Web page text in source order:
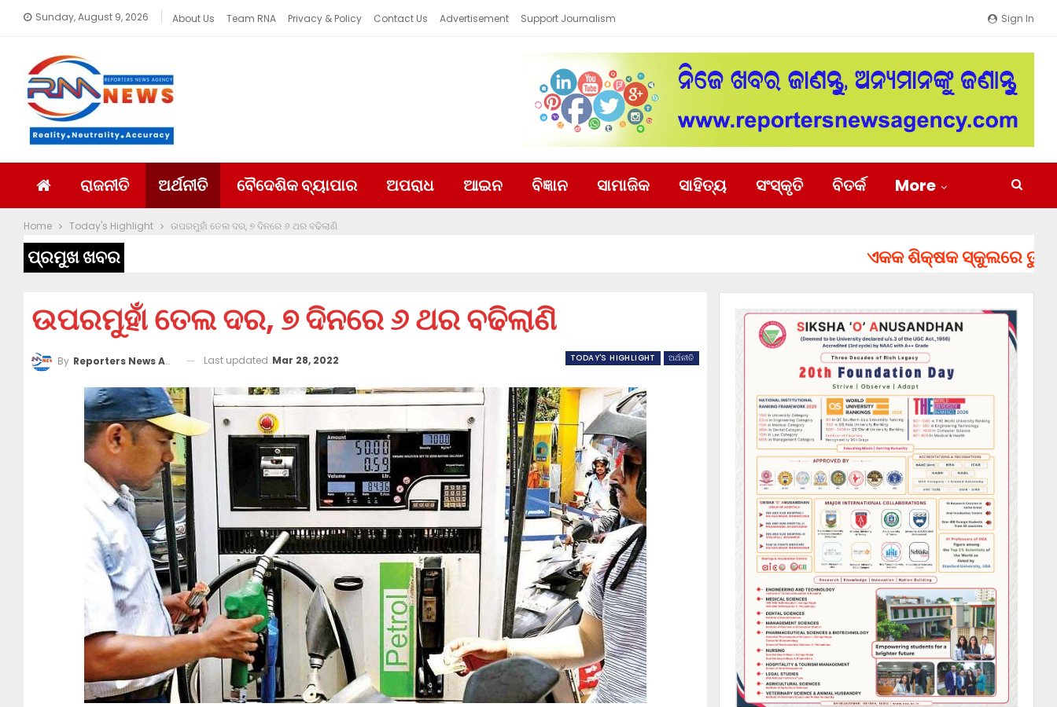
Sign In
Sunday, August 9, 2026 About Us Team RNA Privacy & Policy Contact Us Advertisement Support Journalism
ରାଜନୀତି ଅର୍ଥନୀତି ବୈଦେଶିକ ବ୍ୟାପାର ଅପରାଧ ଆଇନ ବିଜ୍ଞାନ ସାମାଜିକ ସାହିତ୍ୟ ସଂସ୍କୃତି ବିତର୍କ More
Home Today's Highlight ଉପରମୁହାଁ ତେଲ ଦର, ୭ ଦିନରେ ୬ ଥର ବଢିଲାଣି
ପ୍ରମୁଖ ଖବର ଏକକ ଶିକ୍ଷକ ସ୍କୁଲରେ ତୁରନ୍ତ
ଉପରମୁହାଁ ତେଲ ଦର, ୭ ଦିନରେ ୬ ଥର ବଢିଲାଣି
TODAY'S HIGHLIGHT ଅର୍ଥନୀତି
By Reporters News Agency Last updated Mar 28, 2022